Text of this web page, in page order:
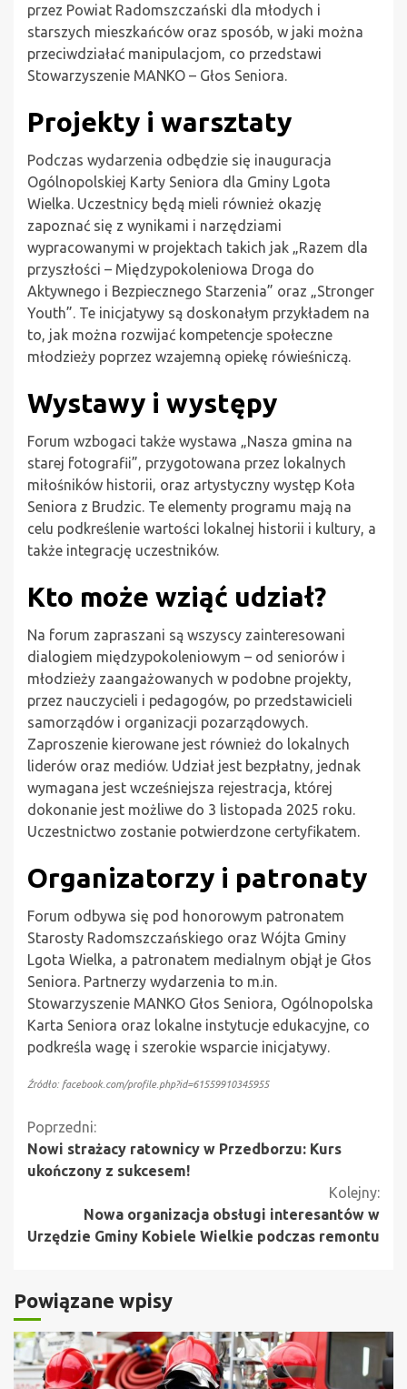
przez Powiat Radomszczański dla młodych i
starszych mieszkańców oraz sposób, w jaki można
przeciwdziałać manipulacjom, co przedstawi
Stowarzyszenie MANKO – Głos Seniora.
Projekty i warsztaty
Podczas wydarzenia odbędzie się inauguracja
Ogólnopolskiej Karty Seniora dla Gminy Lgota
Wielka. Uczestnicy będą mieli również okazję
zapoznać się z wynikami i narzędziami
wypracowanymi w projektach takich jak „Razem dla
przyszłości – Międzypokoleniowa Droga do
Aktywnego i Bezpiecznego Starzenia” oraz „Stronger
Youth”. Te inicjatywy są doskonałym przykładem na
to, jak można rozwijać kompetencje społeczne
młodzieży poprzez wzajemną opiekę rówieśniczą.
Wystawy i występy
Forum wzbogaci także wystawa „Nasza gmina na
starej fotografii”, przygotowana przez lokalnych
miłośników historii, oraz artystyczny występ Koła
Seniora z Brudzic. Te elementy programu mają na
celu podkreślenie wartości lokalnej historii i kultury, a
także integrację uczestników.
Kto może wziąć udział?
Na forum zapraszani są wszyscy zainteresowani
dialogiem międzypokoleniowym – od seniorów i
młodzieży zaangażowanych w podobne projekty,
przez nauczycieli i pedagogów, po przedstawicieli
samorządów i organizacji pozarządowych.
Zaproszenie kierowane jest również do lokalnych
liderów oraz mediów. Udział jest bezpłatny, jednak
wymagana jest wcześniejsza rejestracja, której
dokonanie jest możliwe do 3 listopada 2025 roku.
Uczestnictwo zostanie potwierdzone certyfikatem.
Organizatorzy i patronaty
Forum odbywa się pod honorowym patronatem
Starosty Radomszczańskiego oraz Wójta Gminy
Lgota Wielka, a patronatem medialnym objął je Głos
Seniora. Partnerzy wydarzenia to m.in.
Stowarzyszenie MANKO Głos Seniora, Ogólnopolska
Karta Seniora oraz lokalne instytucje edukacyjne, co
podkreśla wagę i szerokie wsparcie inicjatywy.
Źródło: facebook.com/profile.php?id=61559910345955
Kontynuuj
czytanie
Poprzedni:
Nowi strażacy ratownicy w Przedborzu: Kurs
ukończony z sukcesem!
Kolejny:
Nowa organizacja obsługi interesantów w
Urzędzie Gminy Kobiele Wielkie podczas remontu
Powiązane wpisy